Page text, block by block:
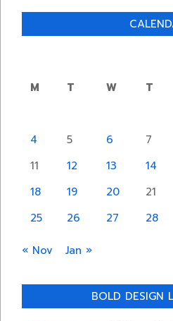
M
T W T
4
5 6 7
11
12 13 14
18
19 20 21
25
26 27 28
« Nov Jan »
BOLD DESIGN